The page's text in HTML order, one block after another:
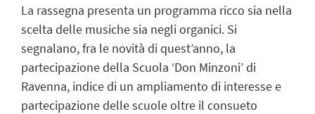
La rassegna presenta un programma ricco sia nella
scelta delle musiche sia negli organici. Si
segnalano, fra le novità di quest’anno, la
partecipazione della Scuola ‘Don Minzoni’ di
Ravenna, indice di un ampliamento di interesse e
partecipazione delle scuole oltre il consueto